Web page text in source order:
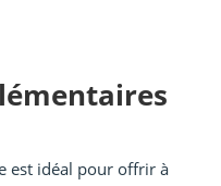
est idéal pour offrir à